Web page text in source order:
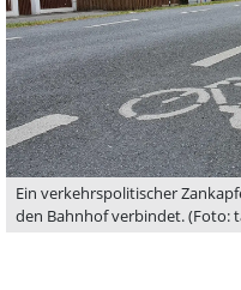
Ein verkehrspolitischer
den Bahnhof verbindet. (Foto: